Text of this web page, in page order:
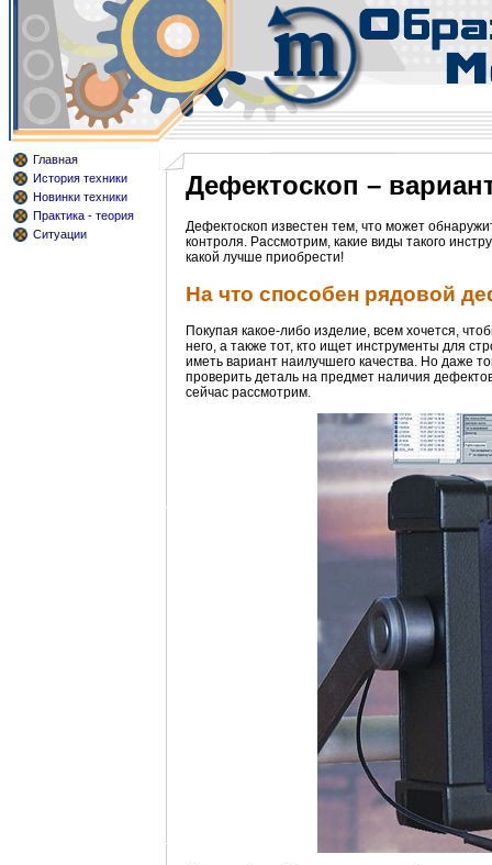
Главная
История техники
Новинки техники
Практика - теория
Ситуации
Дефектоскоп –
Дефектоскоп известен тем, что может
контроля. Рассмотрим, какие виды такого
какой лучше приобрести!
На что способен рядовой
Покупая какое-либо изделие, всем хочется,
него, а также тот, кто ищет инструменты для
иметь вариант наилучшего качества. Но даже
проверить деталь на предмет наличия
сейчас рассмотрим.